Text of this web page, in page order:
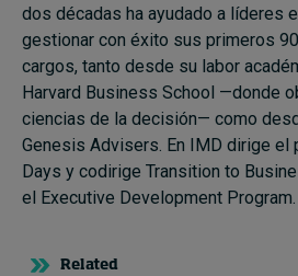
dos décadas ha ayudado a líderes
gestionar con éxito sus primeros
cargos, tanto desde su labor
Harvard Business School —donde
ciencias de la decisión— como
Genesis Advisers. En IMD dirige el
Days y codirige Transition to
el Executive Development Program.
Related